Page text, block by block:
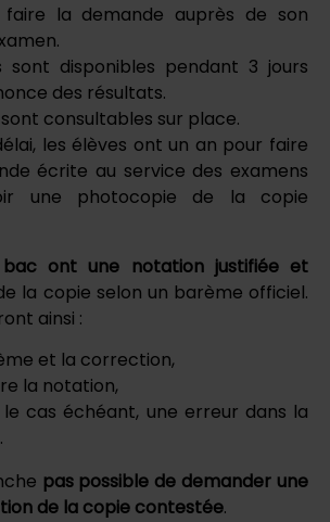
la demande auprès de son
sont disponibles pendant 3 jours
des résultats.
sont consultables sur place.
les élèves ont un an pour faire
écrite au service des examens
une photocopie de la copie
bac ont une notation justifiée et
la copie selon un barème officiel.
ainsi :
et la correction,
la notation,
cas échéant, une erreur dans la
pas possible de demander une
de la copie contestée.